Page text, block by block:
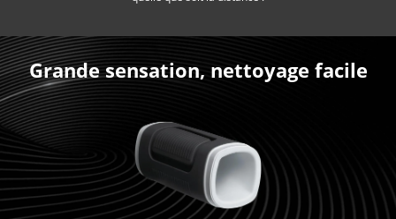
Grande sensation, nettoyage facile